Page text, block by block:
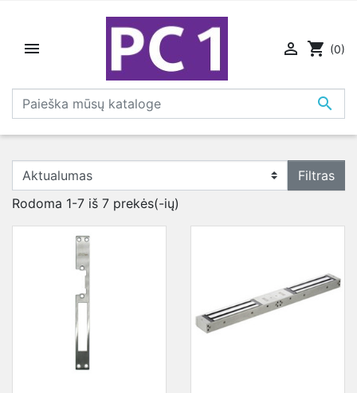


 shopping_cart (0)
Filtras
Rodoma 1-7 iš 7 prekės(-ių)